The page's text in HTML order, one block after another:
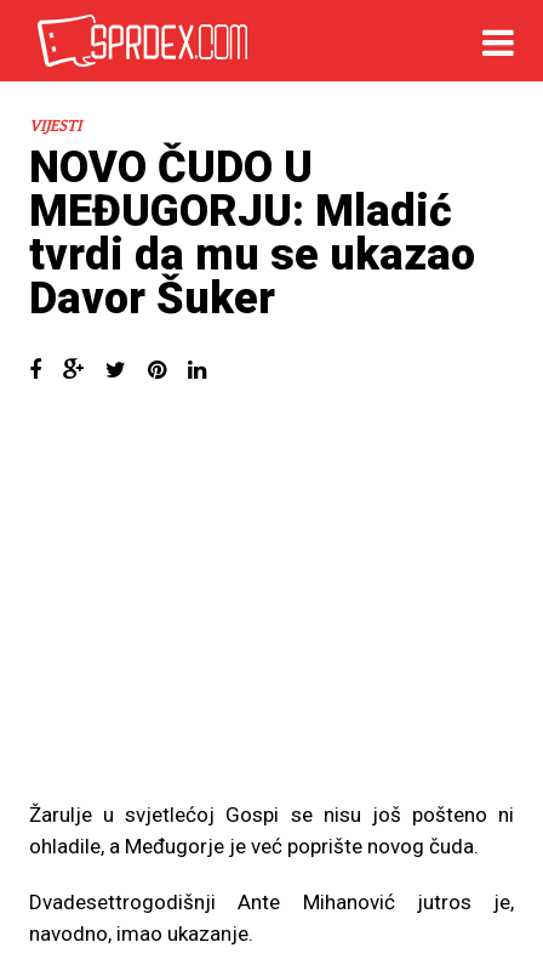
VIJESTI
NOVO ČUDO U
MEĐUGORJU: Mladić
tvrdi da mu se ukazao
Davor Šuker
Žarulje u svjetlećoj Gospi se nisu još pošteno ni
ohladile, a Međugorje je već poprište novog čuda.
Dvadesettrogodišnji Ante Mihanović jutros je,
navodno, imao ukazanje.